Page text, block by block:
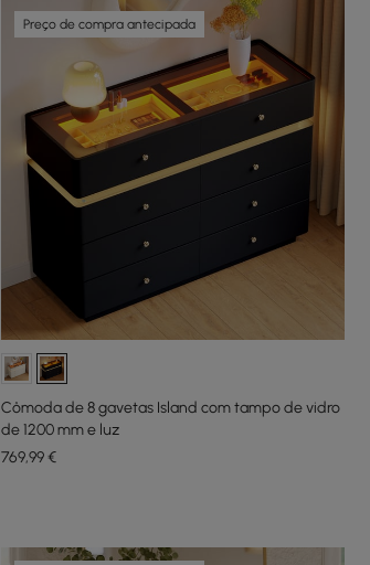
Preço de compra antecipada
Cômoda de 8 gavetas Island com tampo de vidro
de 1200 mm e luz
769,99€